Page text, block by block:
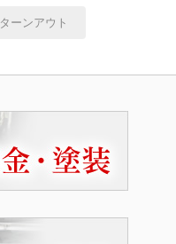
ターンアウト